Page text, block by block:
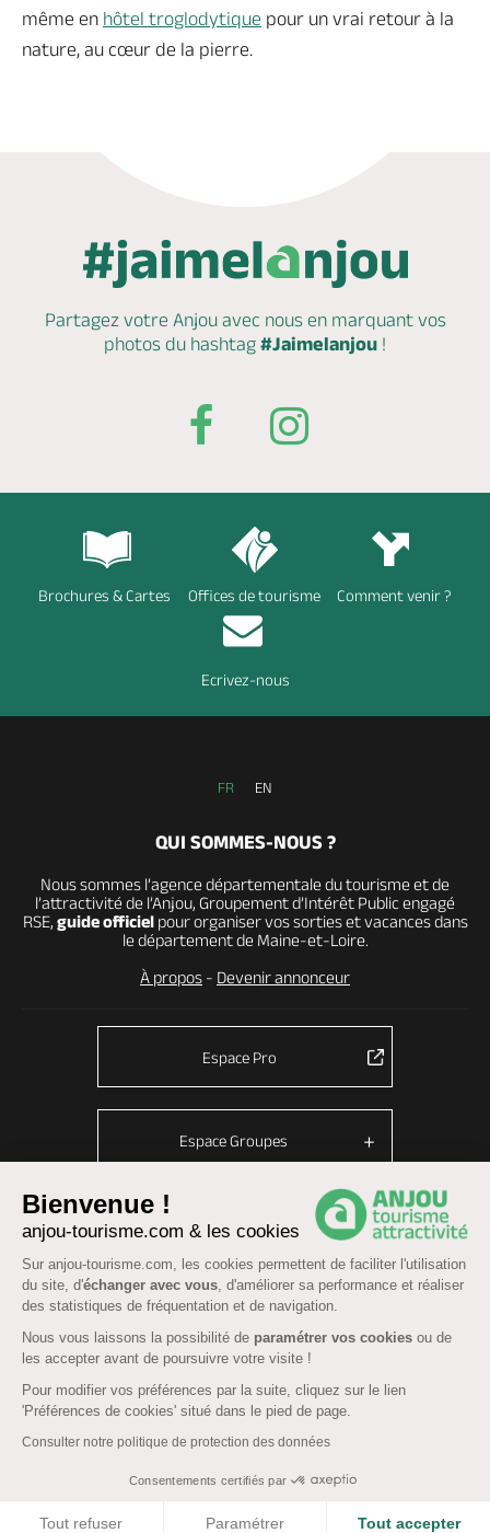
Bienvenue !
anjou-tourisme.com & les cookies
Sur anjou-tourisme.com, les cookies permettent de faciliter l'utilisation
du site, d'échanger avec vous, d'améliorer sa performance et réaliser
des statistiques de fréquentation et de navigation.
Nous vous laissons la possibilité de paramétrer vos cookies ou de
les accepter avant de poursuivre votre visite !
Pour modifier vos préférences par la suite, cliquez sur le lien
'Préférences de cookies' situé dans le pied de page.
Consulter notre politique de protection des données
Consentements certifiés par
Tout refuser Paramétrer Tout accepter
même en hôtel troglodytique pour un vrai retour à la
nature, au cœur de la pierre.
Partagez votre Anjou avec nous en marquantvos
photos du hashtag #Jaimelanjou !
Brochures & Cartes Offices de tourisme Comment venir ?
Ecrivez-nous
FR EN
QUI SOMMES-NOUS ?
Nous sommes l’agence départementale du tourisme et de
l’attractivité de l’Anjou, Groupement d’Intérêt Public engagé
RSE, guide officielpour organiser vos sorties et vacances dans
le département de Maine-et-Loire.
À propos - Devenir annonceur
Espace Pro
Espace Groupes
© Anjou tourisme 2026 -Plan du site-Fonctionnement du site
Mentions légales Données personnelles
CGU Réservation-Accessibilité : partiellement conforme